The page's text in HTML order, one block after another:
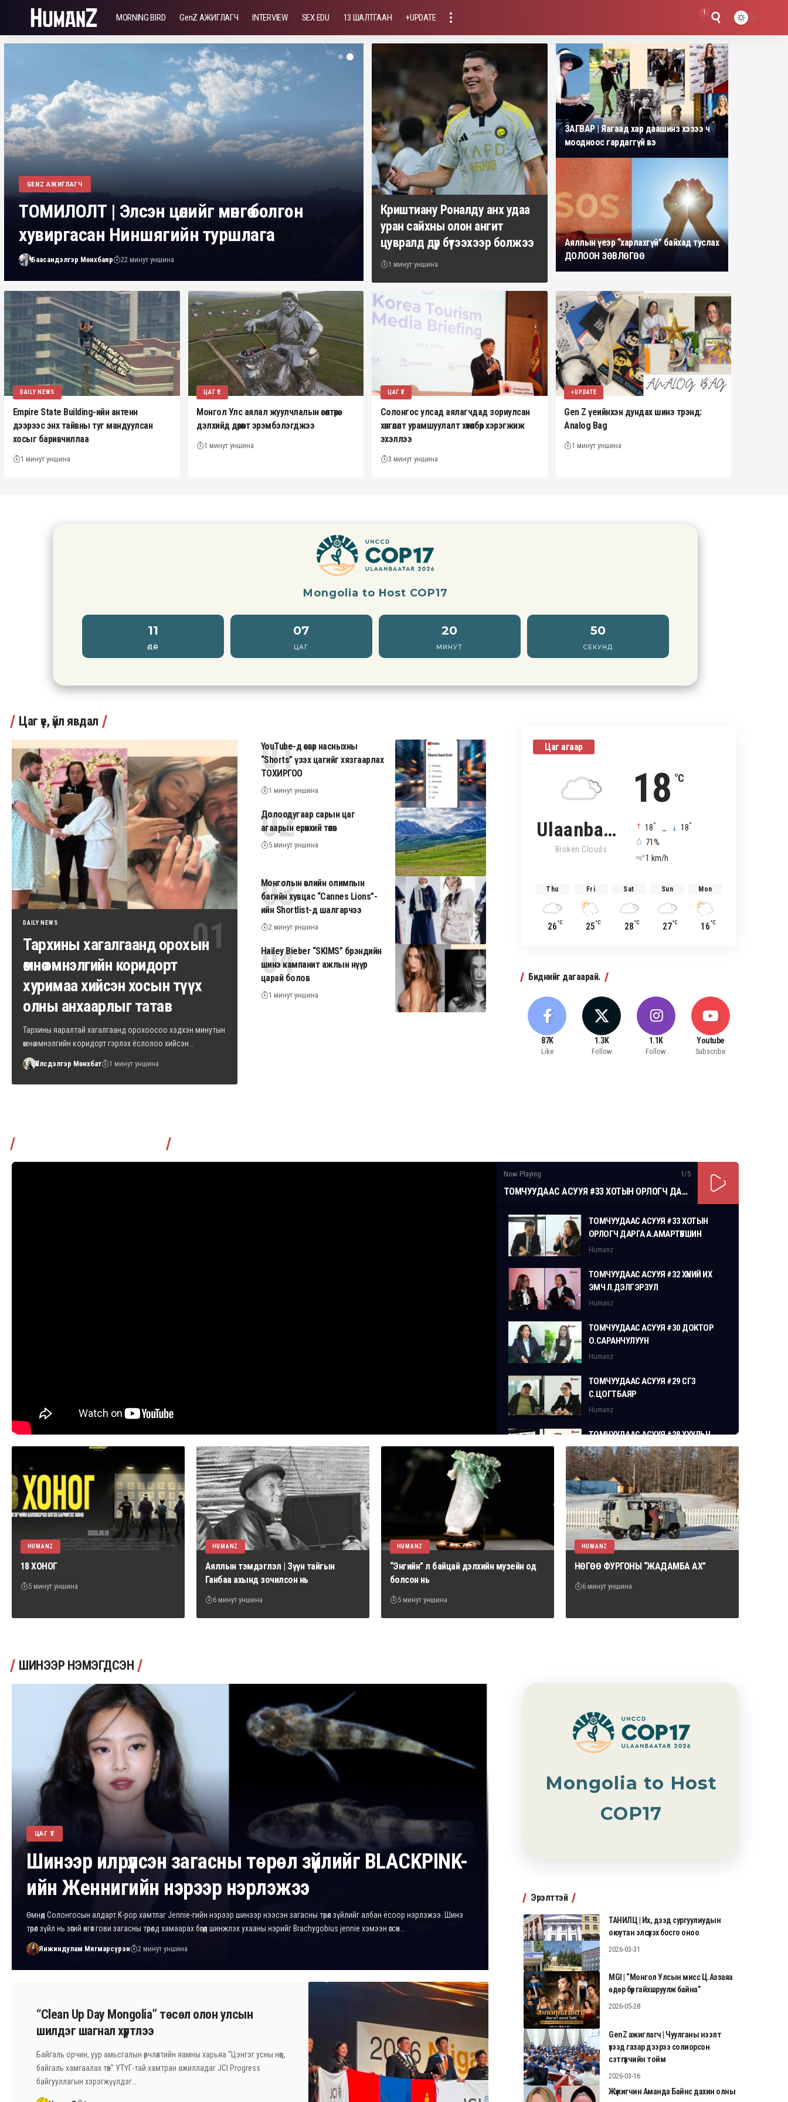
MORNING BIRD GenZ АЖИГЛАГЧ INTERVIEW SEX EDU 13 ШАЛТГААН +UPDATE
1
GENZ АЖИГЛАГЧ
ТОМИЛОЛТ | Элсэн цөлийг мөнгө болгон
хувиргасан Ниншягийн туршлага
Баасандэлгэр Мөнхбаяр 22 минут уншина
Криштиану Роналду анх удаа
уран сайхны олон ангит
цувралд дүр бүтээхээр болжээ
1 минут уншина
ЗАГВАР | Яагаад хар даашинз хэзээ ч
моодноос гардаггүй вэ
Аяллын үеэр “харлахгүй” байхад туслах
ДОЛООН ЗӨВЛӨГӨӨ
DAILY NEWS
Empire State Building-ийн антенн
дээрээс энх тайвны туг мандуулсан
хосыг баривчиллаа
1 минут уншина
ЦАГ ҮЕ
Монгол Улс аялал жуулчлалын өсөлтөөрөө
дэлхийд дөрөвт эрэмбэлэгджээ
1 минут уншина
ЦАГ ҮЕ
Солонгос улсад аялагчдад зориулсан
хөнгөлөлт урамшуулалт хөтөлбөр хэрэгжиж
эхэллээ
3 минут уншина
+UPDATE
Gen Z үеийнхэн дундах шинэ трэнд:
Analog Bag
1 минут уншина
Mongolia to Host COP17
11
ӨДӨР
07
ЦАГ
20
МИНУТ
48
СЕКУНД
Цаг үе, үйл явдал
DAILY NEWS
Тархины хагалгаанд орохын
өмнө эмнэлгийн коридорт
хуримаа хийсэн хосын түүх
олны анхаарлыг татав
Тархины яаралтай хагалгаанд орохоосоо хэдхэн минутын
өмнө эмнэлгийн коридорт гэрлэх ёслолоо хийсэн…
Үйлсдэлгэр Мөнхбат 1 минут уншина
YouTube-д өсвөр насныхны
“Shorts” үзэх цагийг хязгаарлах
ТОХИРГОО
1 минут уншина
Долоодугаар сарын цаг
агаарын ерөнхий төлөв
5 минут уншина
Монголын өвлийн олимпын
багийн хувцас “Cannes Lions”-
ийн Shortlist-д шалгарчээ
2 минут уншина
Hailey Bieber “SKIMS” брэндийн
шинэ кампанит ажлын нүүр
царай болов
1 минут уншина
Цаг агаар
18 °C
Ulaanbaatar
Broken Clouds
18° 18°
71%
1 km/h
Thu
26°C
Fri
25°C
Sat
28°C
Sun
27°C
Mon
16°C
Биднийг дагаарай.
87K
Like
1.3K
Follow
1.1K
Follow
Youtube
Subscribe
Now Playing 1 /5
ТОМЧУУДААС АСУУЯ #33 ХОТЫН ОРЛОГЧ ДАРГА А.АМАРТҮВШИН
ТОМЧУУДААС АСУУЯ #33 ХОТЫН
ОРЛОГЧ ДАРГА А.АМАРТҮВШИН
Humanz
ТОМЧУУДААС АСУУЯ #32 ХҮНИЙ ИХ
ЭМЧ Л.ДЭЛГЭРЗУЛ
Humanz
ТОМЧУУДААС АСУУЯ #30 ДОКТОР
О.САРАНЧУЛУУН
Humanz
ТОМЧУУДААС АСУУЯ #29 СГЗ
С.ЦОГТБАЯР
Humanz
ТОМЧУУДААС АСУУЯ #28 ХУУЛЬЧ
Г.ЭРДЭНЭБАТ
Humanz
HUMANZ
18 ХОНОГ
5 минут уншина
HUMANZ
Аяллын тэмдэглэл | Зүүн тайгын
Ганбаа ахынд зочилсон нь
6 минут уншина
HUMANZ
“Энгийн” л байцай дэлхийн музейн од
болсон нь
5 минут уншина
HUMANZ
НӨГӨӨ ФУРГОНЫ “ЖАДАМБА АХ”
6 минут уншина
ШИНЭЭР НЭМЭГДСЭН
ЦАГ ҮЕ
Шинээр илрүүлсэн загасны төрөл зүйлийг BLACKPINK-
ийн Женнигийн нэрээр нэрлэжээ
Өмнөд Солонгосын алдарт K-pop хамтлаг Jennie-гийн нэрээр шинээр нээсэн загасны төрөл зүйлийг албан ёсоор нэрлэжээ. Шинэ
төрөл зүйл нь зөгий өнгөт гови загасны төрөлд хамаарах бөгөөд шинжлэх ухааны нэрийг Brachygobius jennie хэмээн өгсөн…
Янжиндулам Мягмарсүрэн 2 минут уншина
“Clean Up Day Mongolia” төсөл олон улсын
шилдэг шагнал хүртлээ
Байгаль орчин, уур амьсгалын өөрчлөлтийн яамны харьяа “Цэнгэг усны нөөц,
байгаль хамгаалах төв” УТҮГ-тай хамтран ажилладаг JCI Progress
байгууллагын хэрэгжүүлдэг…
Mongolia to Host
COP17
Эрэлттэй
ТАНИЛЦ | Их, дээд сургуулиудын
оюутан элсүүлэх босго оноо
2026-03-31
MGI | “Монгол Улсын мисс Ц.Аззаяа
өдөр бүр гайхшруулж байна”
2026-05-28
GenZ ажиглагч | Чуулганы нээлт
үзээд газар дээрээ солиорсон
сэтгүүлчийн тойм
2026-03-16
Жүжигчин Аманда Байнс дахин олны